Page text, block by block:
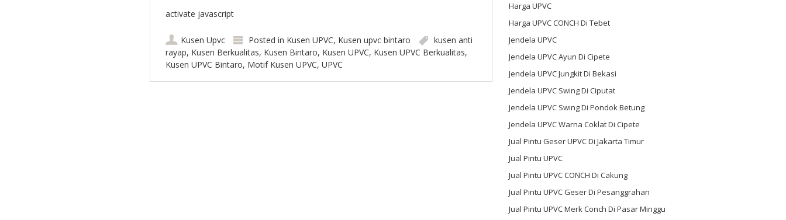
activate javascript
Kusen Upvc Posted in Kusen UPVC, Kusen upvc bintaro
kusen anti
rayap, Kusen Berkualitas, Kusen Bintaro, Kusen UPVC, Kusen UPVC Berkualitas,
Kusen UPVC Bintaro, Motif Kusen UPVC, UPVC
Harga UPVC
Harga UPVC CONCH Di Tebet
Jendela UPVC
Jendela UPVC Ayun Di Cipete
Jendela UPVC Jungkit Di Bekasi
Jendela UPVC Swing Di Ciputat
Jendela UPVC Swing Di Pondok Betung
Jendela UPVC Warna Coklat Di Cipete
Jual Pintu Geser UPVC Di Jakarta Timur
Jual Pintu UPVC
Jual Pintu UPVC CONCH Di Cakung
Jual Pintu UPVC Geser Di Pesanggrahan
Jual Pintu UPVC Merk Conch Di Pasar Minggu